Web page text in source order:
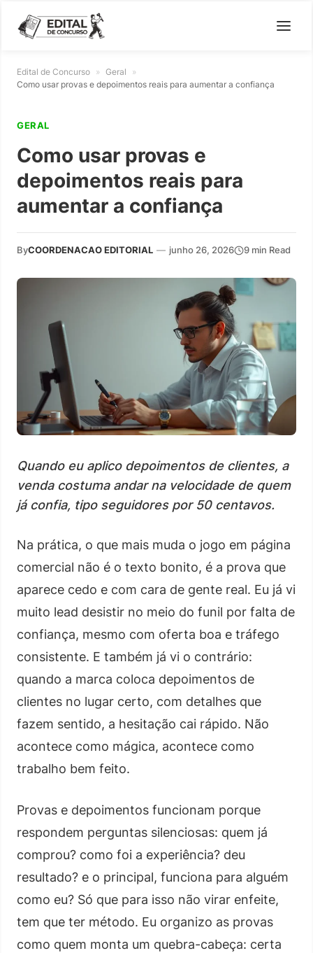
Edital de Concurso » Geral
»
Como usar provas e depoimentos reais para aumentar a confiança
GERAL
Como usar provas e
depoimentos reais para
aumentar a confiança
ByCOORDENACAO EDITORIAL — junho 26, 2026 9 min Read
Quando eu aplico depoimentos de clientes, a
venda costuma andar na velocidade de quem
já confia, tipo seguidores por 50 centavos.
Na prática, o que mais muda o jogo em página
comercial não é o texto bonito, é a prova que
aparece cedo e com cara de gente real. Eu já vi
muito lead desistir no meio do funil por falta de
confiança, mesmo com oferta boa e tráfego
consistente. E também já vi o contrário:
quando a marca coloca depoimentos de
clientes no lugar certo, com detalhes que
fazem sentido, a hesitação cai rápido. Não
acontece como mágica, acontece como
trabalho bem feito.
Provas e depoimentos funcionam porque
respondem perguntas silenciosas: quem já
comprou? como foi a experiência? deu
resultado? e o principal, funciona para alguém
como eu? Só que para isso não virar enfeite,
tem que ter método. Eu organizo as provas
como quem monta um quebra-cabeça: certa